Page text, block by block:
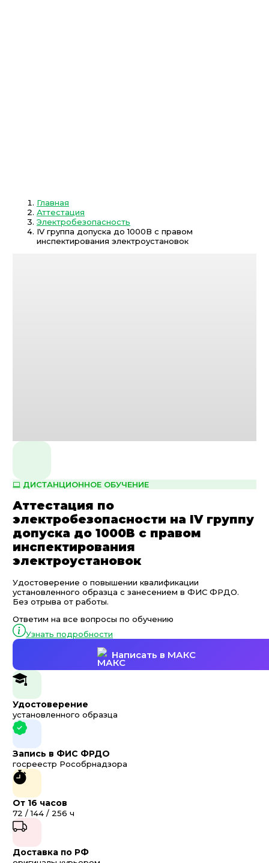
Главная
Аттестация
Электробезопасность
IV группа допуска до 1000В с правом
инспектирования электроустановок
ДИСТАНЦИОННОЕ ОБУЧЕНИЕ
Аттестация по
электробезопасности на IV группу
допуска до 1000В с правом
инспектирования
электроустановок
Удостоверение о повышении квалификации
установленного образца с занесением в ФИС ФРДО.
Без отрыва от работы.
Ответим на все вопросы по обучению
Узнать подробности
Написать в МАКС
Удостоверение
установленного образца
Запись в ФИС ФРДО
госреестр Рособрнадзора
От 16 часов
72 / 144 / 256 ч
Доставка по РФ